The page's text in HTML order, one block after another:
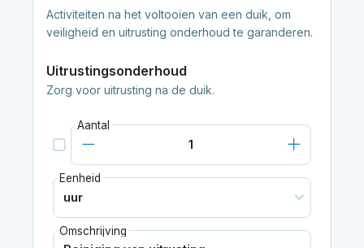
Activiteiten na het voltooien van een duik, om
veiligheid en uitrusting onderhoud te garanderen.
Uitrustingsonderhoud
Zorg voor uitrusting na de duik.
Aantal
Eenheid
Omschrijving